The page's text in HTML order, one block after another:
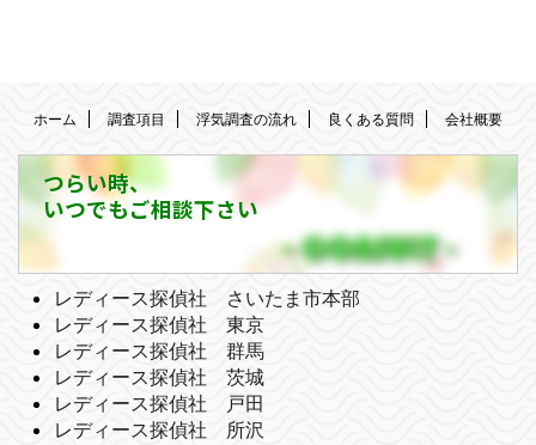
ホーム 調査項目 浮気調査の流れ 良くある質問 会社概要
つらい時、
いつでもご相談下さい
レディース探偵社 さいたま市本部
レディース探偵社 東京
レディース探偵社 群馬
レディース探偵社 茨城
レディース探偵社 戸田
レディース探偵社 所沢